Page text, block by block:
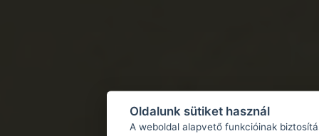
Oldalunk sütiket használ
A weboldal alapvető funkcióinak